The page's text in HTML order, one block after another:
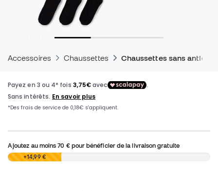
Accessoires Chaussettes Chaussettes sans
Ajoutez au moins70 €pour bénéficier de la livraison gratuite
0,00 €+14,99 €